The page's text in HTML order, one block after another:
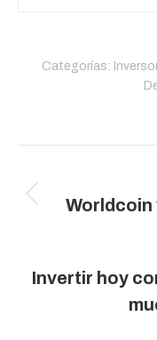
Categorías:
entre
Worldcoin
Invertir hoy